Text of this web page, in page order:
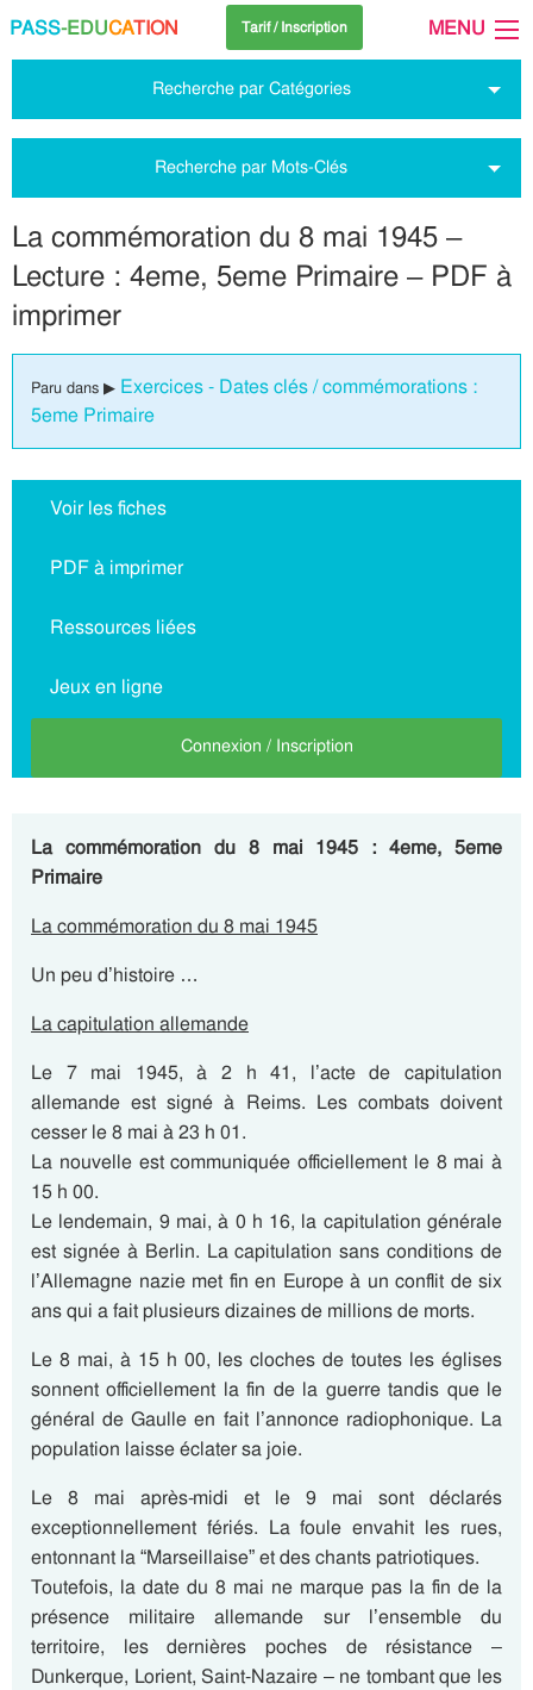
PASS-EDUCATION Tarif / Inscription MENU
Recherche par Catégories
Recherche par Mots-Clés
La commémoration du 8 mai 1945 –
Lecture : 4eme, 5eme Primaire – PDF à
imprimer
Paru dans ▶ Exercices - Dates clés / commémorations :
5eme Primaire
Voir les fiches
PDF à imprimer
Ressources liées
Jeux en ligne
Connexion / Inscription
La commémoration du 8 mai 1945 : 4eme, 5eme
Primaire
La commémoration du 8 mai 1945
Un peu d’histoire …
La capitulation allemande
Le 7 mai 1945, à 2 h 41, l’acte de capitulation
allemande est signé à Reims. Les combats doivent
cesser le 8 mai à 23 h 01.
La nouvelle est communiquée officiellement le 8 mai à
15 h 00.
Le lendemain, 9 mai, à 0 h 16, la capitulation générale
est signée à Berlin. La capitulation sans conditions de
l’Allemagne nazie met fin en Europe à un conflit de six
ans qui a fait plusieurs dizaines de millions de morts.
Le 8 mai, à 15 h 00, les cloches de toutes les églises
sonnent officiellement la fin de la guerre tandis que le
général de Gaulle en fait l’annonce radiophonique. La
population laisse éclater sa joie.
Le 8 mai après-midi et le 9 mai sont déclarés
exceptionnellement fériés. La foule envahit les rues,
entonnant la “Marseillaise” et des chants patriotiques.
Toutefois, la date du 8 mai ne marque pas la fin de la
présence militaire allemande sur l’ensemble du
territoire, les dernières poches de résistance –
Dunkerque, Lorient, Saint-Nazaire – ne tombant que les